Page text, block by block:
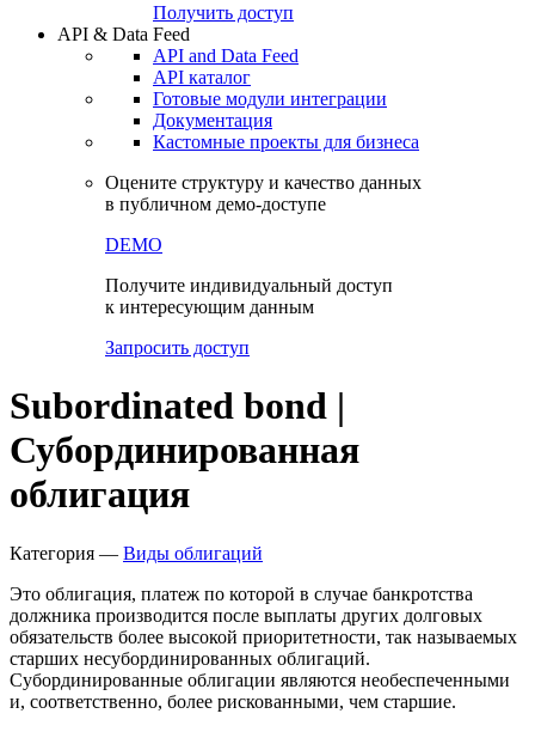
Получить доступ
API & Data Feed
API and Data Feed
API каталог
Готовые модули интеграции
Документация
Кастомные проекты для бизнеса
Оцените структуру и качество данных
в публичном демо-доступе
DEMO
Получите индивидуальный доступ
к интересующим данным
Запросить доступ
Subordinated bond |
Субординированная
облигация
Категория — Виды облигаций
Это облигация, платеж по которой в случае банкротства
должника производится после выплаты других долговых
обязательств более высокой приоритетности, так называемых
старших несубординированных облигаций.
Субординированные облигации являются необеспеченными
и, соответственно, более рискованными, чем старшие.